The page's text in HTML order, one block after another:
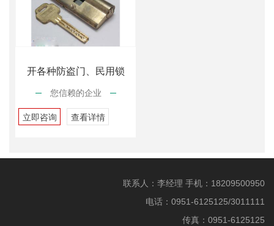
开各种防盗门、民用锁
您信赖的企业
立即咨询 查看详情
联系人：李经理 手机：18209500950
电话：0951-6125125/3011111
传真：0951-6125125